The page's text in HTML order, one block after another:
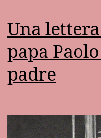
Una
papa
padre